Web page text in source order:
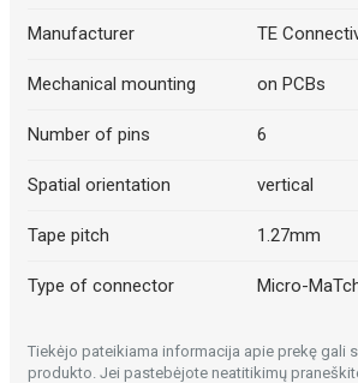
Manufacturer TE
Mechanical mounting on PCBs
Number of pins 6
Spatial orientation vertical
Tape pitch 1.27mm
Type of connector Micro-
Tiekėjo pateikiama informacija apie prekę gali
produkto. Jei pastebėjote neatitikimų